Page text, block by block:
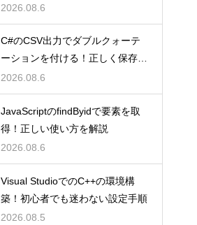
るコツ
2026.08.6
C#のCSV出力でダブルクォーテ
ーションを付ける！正しく保存す
るコツ
2026.08.6
JavaScriptのfindByidで要素を取
得！正しい使い方を解説
2026.08.6
Visual StudioでのC++の環境構
築！初心者でも迷わない設定手順
2026.08.5